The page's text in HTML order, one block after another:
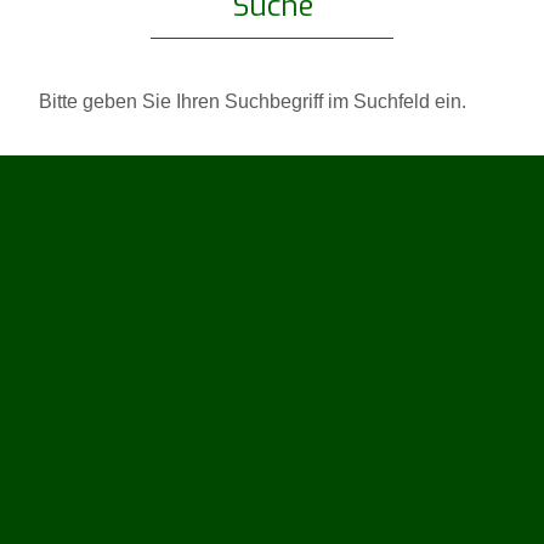
Bitte geben Sie Ihren Suchbegriff im Suchfeld ein.